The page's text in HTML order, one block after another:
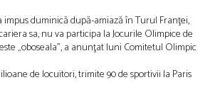
impus duminică după-amiază în Turul Franţei,
sa, nu va participa la Jocurile Olimpice de
„oboseala”, a anunţat luni Comitetul Olimpic
de locuitori, trimite 90 de sportivii la Paris